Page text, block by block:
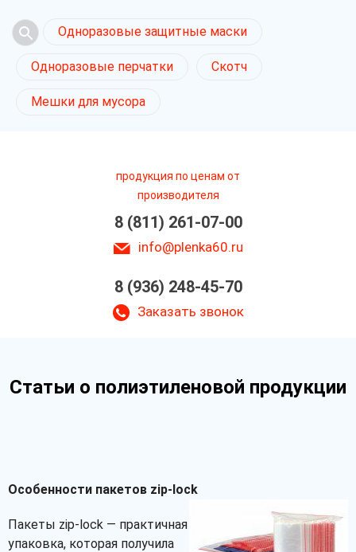
Одноразовые защитные маски
Одноразовые перчатки Скотч
Мешки для мусора
продукция по ценам от
производителя
8 (811) 261-07-00
info@plenka60.ru
8 (936) 248-45-70
Заказать звонок
Статьи о полиэтиленовой продукции
Особенности пакетов zip-lock
Пакеты zip-lock — практичная
упаковка, которая получила